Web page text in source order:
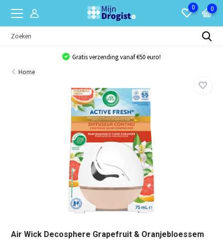
0 0
Gratis verzending vanaf €50 euro!
Home
Air Wick Decosphere Grapefruit & Oranjebloessem